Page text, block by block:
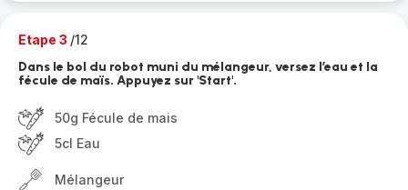
Etape 3 /12
Dans le bol du robot muni du mélangeur, versez l’eau et la
fécule de maïs. Appuyez sur 'Start'.
50g Fécule de mais
5cl Eau
Mélangeur